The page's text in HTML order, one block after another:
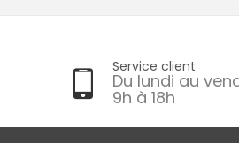
Service client
Du lundi au
9h à 18h